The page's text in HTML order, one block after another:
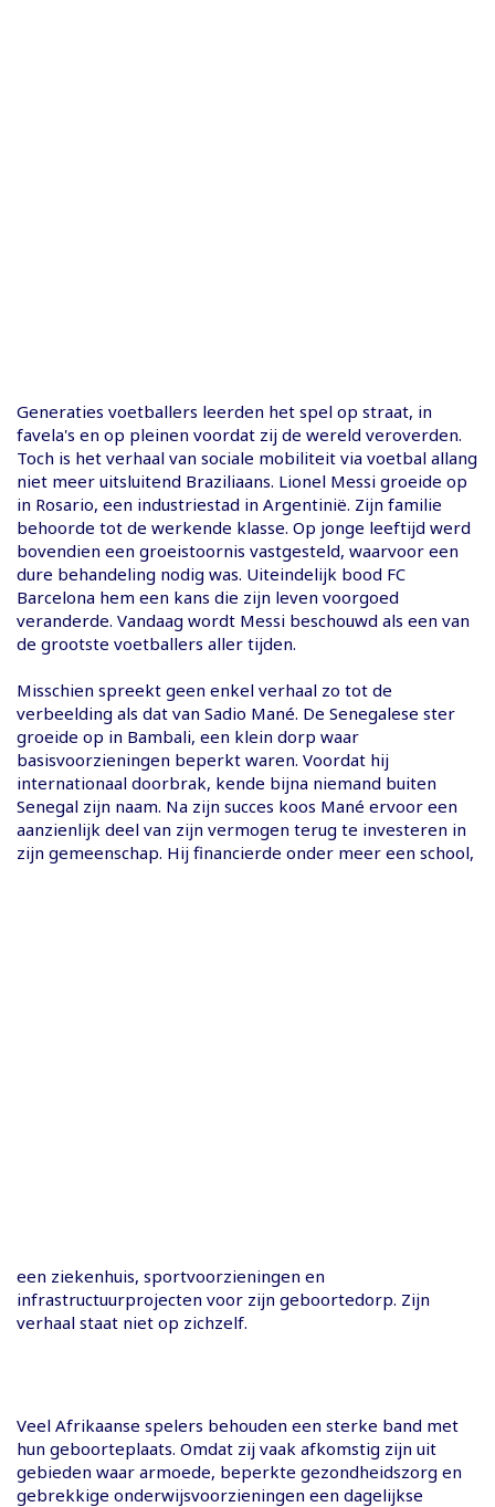
Generaties voetballers leerden het spel op straat, in
favela's en op pleinen voordat zij de wereld veroverden.
Toch is het verhaal van sociale mobiliteit via voetbal allang
niet meer uitsluitend Braziliaans. Lionel Messi groeide op
in Rosario, een industriestad in Argentinië. Zijn familie
behoorde tot de werkende klasse. Op jonge leeftijd werd
bovendien een groeistoornis vastgesteld, waarvoor een
dure behandeling nodig was. Uiteindelijk bood FC
Barcelona hem een kans die zijn leven voorgoed
veranderde. Vandaag wordt Messi beschouwd als een van
de grootste voetballers aller tijden.
Misschien spreekt geen enkel verhaal zo tot de
verbeelding als dat van Sadio Mané. De Senegalese ster
groeide op in Bambali, een klein dorp waar
basisvoorzieningen beperkt waren. Voordat hij
internationaal doorbrak, kende bijna niemand buiten
Senegal zijn naam. Na zijn succes koos Mané ervoor een
aanzienlijk deel van zijn vermogen terug te investeren in
zijn gemeenschap. Hij financierde onder meer een school,
een ziekenhuis, sportvoorzieningen en
infrastructuurprojecten voor zijn geboortedorp. Zijn
verhaal staat niet op zichzelf.
Veel Afrikaanse spelers behouden een sterke band met
hun geboorteplaats. Omdat zij vaak afkomstig zijn uit
gebieden waar armoede, beperkte gezondheidszorg en
gebrekkige onderwijsvoorzieningen een dagelijkse